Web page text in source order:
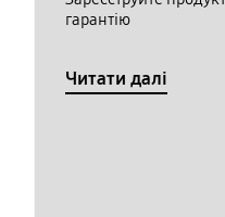
гарантію
Читати далі